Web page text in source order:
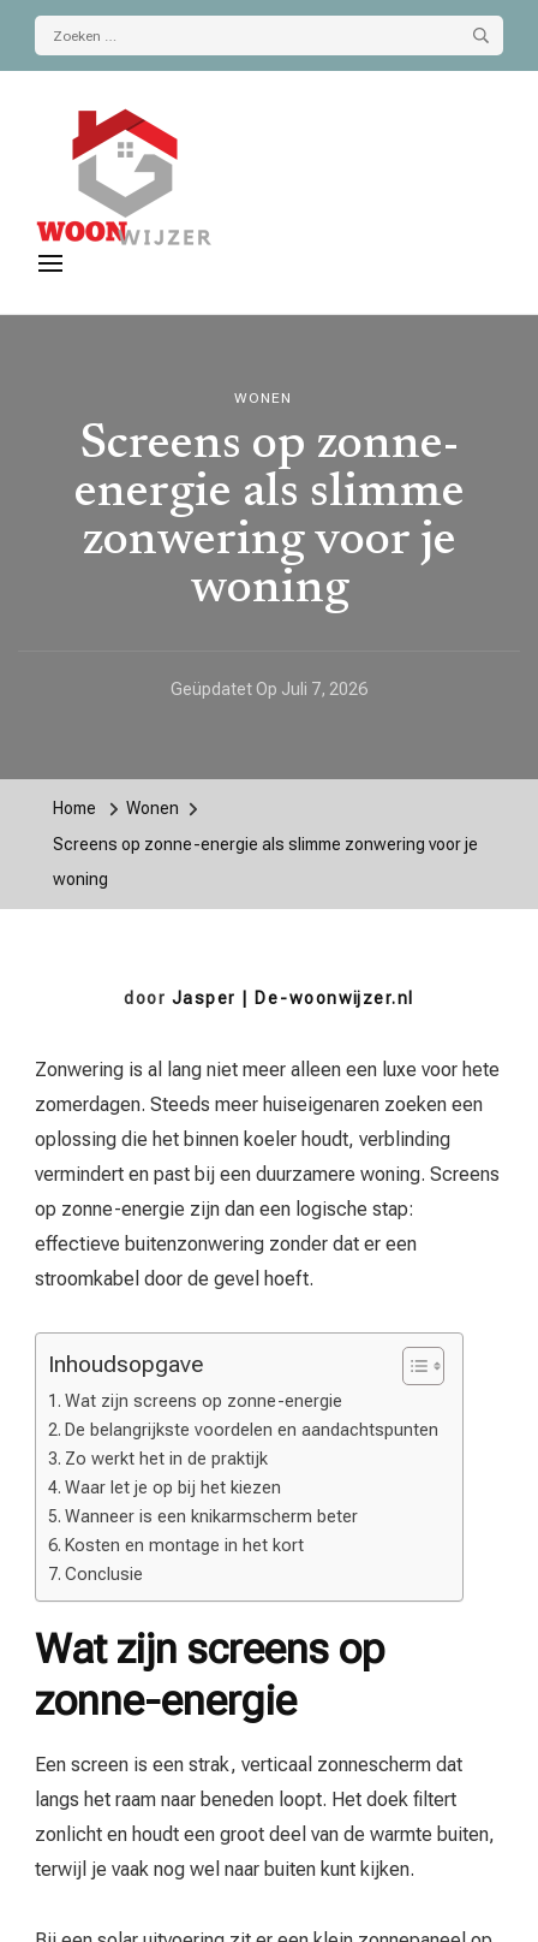
Zoeken
naar:
De-woonwijzer.nl
| Lees alles op het gebied van wonen
WONEN
Screens op zonne-
energie als slimme
zonwering voor je
woning
Geüpdatet Op Juli 7, 2026
Home
Wonen
Screens op zonne-energie als slimme zonwering voor je
woning
door Jasper | De-woonwijzer.nl
Zonwering is al lang niet meer alleen een luxe voor hete
zomerdagen. Steeds meer huiseigenaren zoeken een
oplossing die het binnen koeler houdt, verblinding
vermindert en past bij een duurzamere woning. Screens
op zonne-energie zijn dan een logische stap:
effectieve buitenzonwering zonder dat er een
stroomkabel door de gevel hoeft.
Inhoudsopgave
Wat zijn screens op zonne-energie
De belangrijkste voordelen en aandachtspunten
Zo werkt het in de praktijk
Waar let je op bij het kiezen
Wanneer is een knikarmscherm beter
Kosten en montage in het kort
Conclusie
Wat zijn screens op
zonne-energie
Een screen is een strak, verticaal zonnescherm dat
langs het raam naar beneden loopt. Het doek filtert
zonlicht en houdt een groot deel van de warmte buiten,
terwijl je vaak nog wel naar buiten kunt kijken.